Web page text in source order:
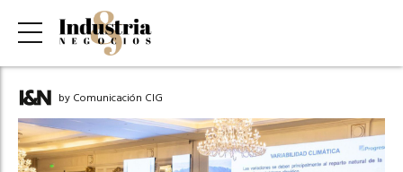
by Comunicación CIG